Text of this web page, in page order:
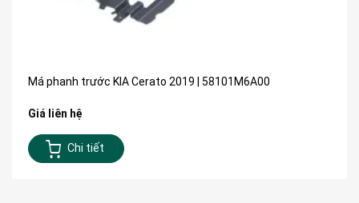
Má phanh trước KIA Cerato 2019 | 58101M6A00
Giá liên hệ
Chi tiết